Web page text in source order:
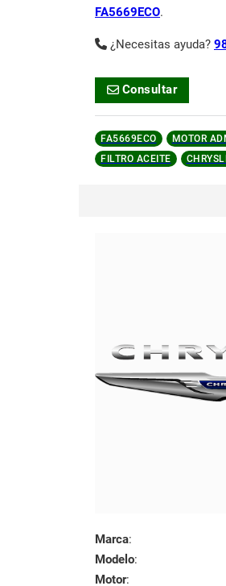
FA5669ECO.
¿Necesitas ayuda?
Consultar
FA5669ECO
MOTOR
FILTRO ACEITE
Marca:
Modelo:
Motor: